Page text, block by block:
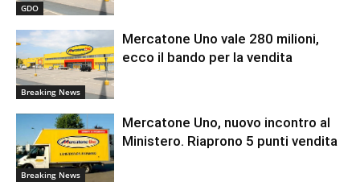
GDO
Breaking News
Mercatone Uno vale 280 milioni,
ecco il bando per la vendita
Breaking News
Mercatone Uno, nuovo incontro al
Ministero. Riaprono 5 punti vendita